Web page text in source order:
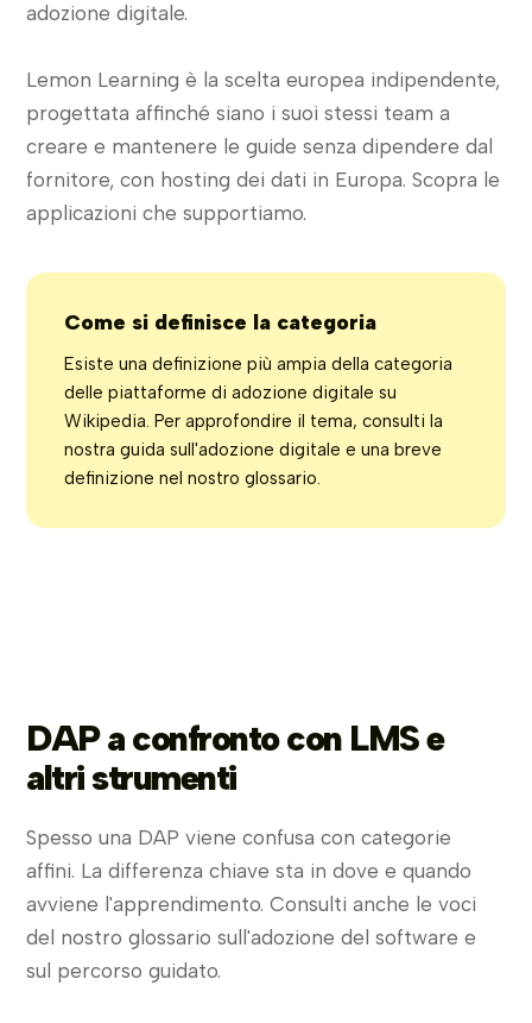
adozione digitale.
Lemon Learning è la scelta europea indipendente,
progettata affinché siano i suoi stessi team a
creare e mantenere le guide senza dipendere dal
fornitore, con hosting dei dati in Europa. Scopra le
applicazioni che supportiamo.
Come si definisce la categoria
Esiste una definizione più ampia della categoria
delle piattaforme di adozione digitale su
Wikipedia. Per approfondire il tema, consulti la
nostra guida sull'adozione digitale e una breve
definizione nel nostro glossario.
DAP a confronto con LMS e
altri strumenti
Spesso una DAP viene confusa con categorie
affini. La differenza chiave sta in dove e quando
avviene l'apprendimento. Consulti anche le voci
del nostro glossario sull'adozione del software e
sul percorso guidato.